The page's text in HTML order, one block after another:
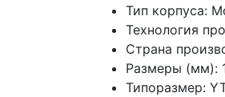
Тип корпуса:
Технология
Страна
Размеры (мм):
Типоразмер: